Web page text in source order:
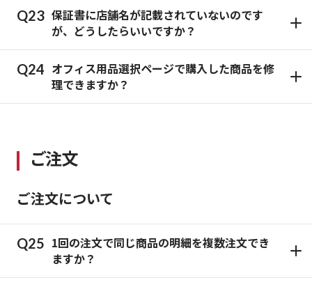
保証書に店舗名が記載されていないのです
が、どうしたらいいですか？
オフィス用品選択ページで購入した商品を修
理できますか？
ご注文
ご注文について
1回の注文で同じ商品の明細を複数注文でき
ますか？